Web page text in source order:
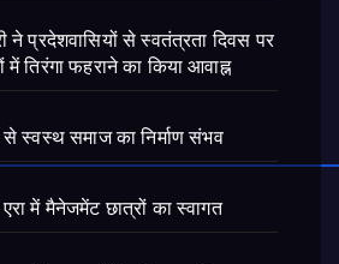
ने प्रदेशवासियों से स्वतंत्रता दिवस पर
में तिरंगा फहराने का किया आवाह्न
स्वस्थ समाज का निर्माण संभव
में मैनेजमेंट छात्रों का स्वागत